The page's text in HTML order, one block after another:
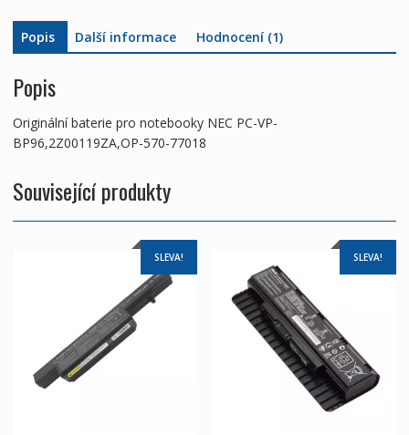
Popis Další informace Hodnocení (1)
Popis
Originální baterie pro notebooky NEC PC-VP-
BP96,2Z00119ZA,OP-570-77018
Související produkty
SLEVA! SLEVA!